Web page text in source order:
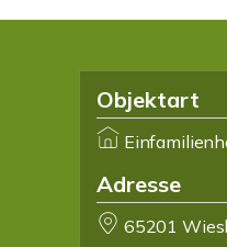
Objektart
Adresse
65201